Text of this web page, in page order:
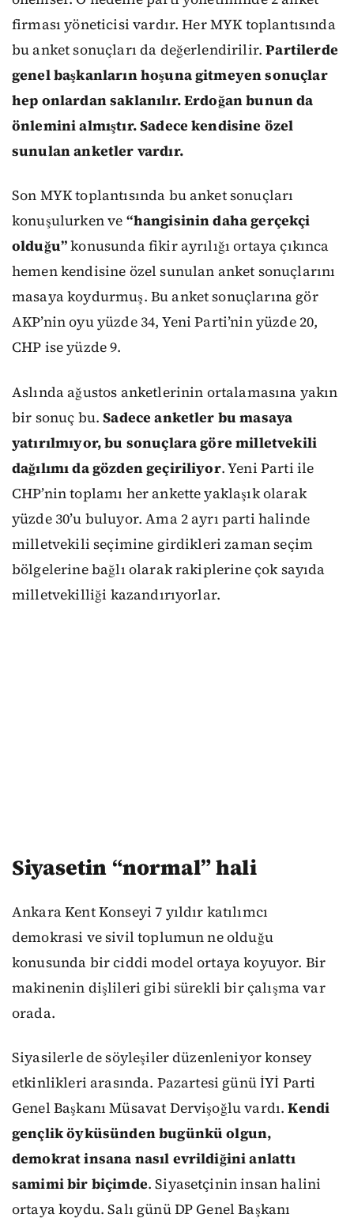
firması yöneticisi vardır. Her MYK toplantısında
bu anket sonuçları da değerlendirilir.Partilerde
genel başkanların hoşuna gitmeyen sonuçlar
hep onlardan saklanılır. Erdoğan bunun da
önlemini almıştır. Sadece kendisine özel
sunulan anketler vardır.
Son MYK toplantısında bu anket sonuçları
konuşulurken ve “hangisinin daha gerçekçi
olduğu”konusunda fikir ayrılığı ortaya çıkınca
hemen kendisine özel sunulan anket sonuçlarını
masaya koydurmuş. Bu anket sonuçlarına gör
AKP’nin oyu yüzde 34, Yeni Parti’nin yüzde 20,
CHP ise yüzde 9.
Aslında ağustos anketlerinin ortalamasına yakın
bir sonuç bu.Sadece anketler bu masaya
yatırılmıyor, bu sonuçlara göre milletvekili
dağılımı da gözden geçiriliyor. Yeni Parti ile
CHP’nin toplamı her ankette yaklaşık olarak
yüzde 30’u buluyor. Ama 2 ayrı parti halinde
milletvekili seçimine girdikleri zaman seçim
bölgelerine bağlı olarak rakiplerine çok sayıda
milletvekilliği kazandırıyorlar.
Siyasetin “normal” hali
Ankara Kent Konseyi 7 yıldır katılımcı
demokrasi ve sivil toplumun ne olduğu
konusunda bir ciddi model ortaya koyuyor. Bir
makinenin dişlileri gibi sürekli bir çalışma var
orada.
Siyasilerle de söyleşiler düzenleniyor konsey
etkinlikleri arasında. Pazartesi günü İYİ Parti
Genel Başkanı Müsavat Dervişoğlu vardı.Kendi
gençlik öyküsünden bugünkü olgun,
demokrat insana nasıl evrildiğini anlattı
samimi bir biçimde. Siyasetçinin insan halini
ortaya koydu. Salı günü DP Genel Başkanı